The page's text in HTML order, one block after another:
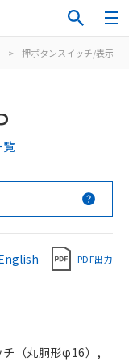
> 押ボタンスイッチ/表示灯
PDF出力
チ（丸胴形φ16）,